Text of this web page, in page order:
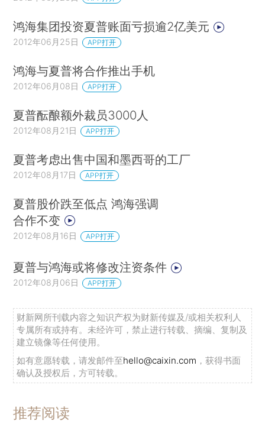
鸿海集团投资夏普账面亏损逾2亿美元
2012年06月25日 APP打开
鸿海与夏普将合作推出手机
2012年06月08日 APP打开
夏普酝酿额外裁员3000人
2012年08月21日 APP打开
夏普考虑出售中国和墨西哥的工厂
2012年08月17日 APP打开
夏普股价跌至低点 鸿海强调
合作不变
2012年08月16日 APP打开
夏普与鸿海或将修改注资条件
2012年08月06日 APP打开
财新网所刊载内容之知识产权为财新传媒及/或相关权利人
专属所有或持有。未经许可，禁止进行转载、摘编、复制及
建立镜像等任何使用。
如有意愿转载，请发邮件至hello@caixin.com ，获得书面
确认及授权后，方可转载。
推荐阅读